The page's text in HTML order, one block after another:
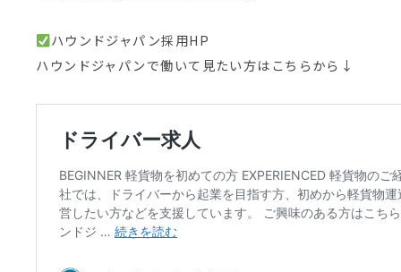
ハウンドジャパン採用HP
ハウンドジャパンで働いて見たい方はこちらから↓